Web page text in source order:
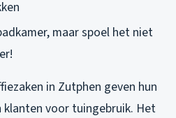
maar spoel het niet
in Zutphen geven hun
voor tuingebruik. Het